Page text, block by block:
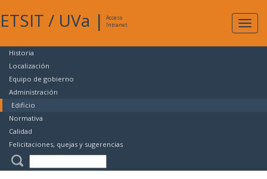
ETSIT / UVa |
Acceso
Intranet
Historia
Localización
Equipo de gobierno
Administración
Edificio
Normativa
Calidad
Felicitaciones, quejas y sugerencias